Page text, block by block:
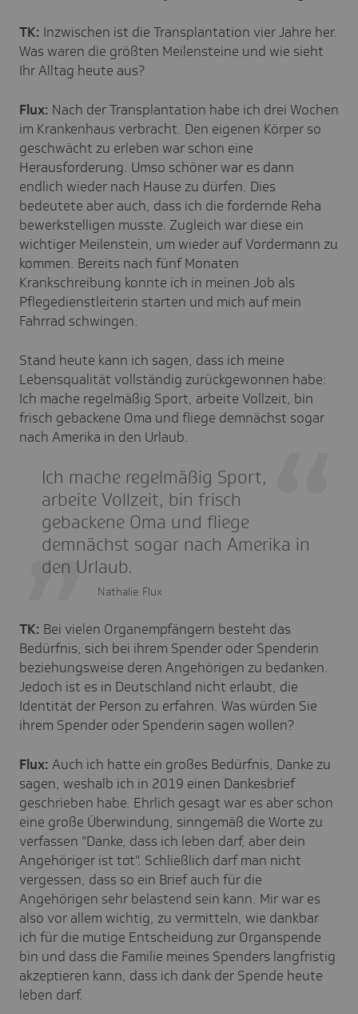
TK: Inzwischen ist die Transplantation vier Jahre her.
Was waren die größten Meilensteine und wie sieht
Ihr Alltag heute aus?
Flux: Nach der Transplantation habe ich drei Wochen
im Krankenhaus verbracht. Den eigenen Körper so
geschwächt zu erleben war schon eine
Herausforderung. Umso schöner war es dann
endlich wieder nach Hause zu dürfen. Dies
bedeutete aber auch, dass ich die fordernde Reha
bewerkstelligen musste. Zugleich war diese ein
wichtiger Meilenstein, um wieder auf Vordermann zu
kommen. Bereits nach fünf Monaten
Krankschreibung konnte ich in meinen Job als
Pflegedienstleiterin starten und mich auf mein
Fahrrad schwingen.
Stand heute kann ich sagen, dass ich meine
Lebensqualität vollständig zurückgewonnen habe:
Ich mache regelmäßig Sport, arbeite Vollzeit, bin
frisch gebackene Oma und fliege demnächst sogar
nach Amerika in den Urlaub.
Ich mache regelmäßig Sport,
arbeite Vollzeit, bin frisch
gebackene Oma und fliege
demnächst sogar nach Amerika in
den Urlaub.
Nathalie Flux
TK: Bei vielen Organempfängern besteht das
Bedürfnis, sich bei ihrem Spender oder Spenderin
beziehungsweise deren Angehörigen zu bedanken.
Jedoch ist es in Deutschland nicht erlaubt, die
Identität der Person zu erfahren. Was würden Sie
ihrem Spender oder Spenderin sagen wollen?
Flux: Auch ich hatte ein großes Bedürfnis, Danke zu
sagen, weshalb ich in 2019 einen Dankesbrief
geschrieben habe. Ehrlich gesagt war es aber schon
eine große Überwindung, sinngemäß die Worte zu
verfassen "Danke, dass ich leben darf, aber dein
Angehöriger ist tot". Schließlich darf man nicht
vergessen, dass so ein Brief auch für die
Angehörigen sehr belastend sein kann. Mir war es
also vor allem wichtig, zu vermitteln, wie dankbar
ich für die mutige Entscheidung zur Organspende
bin und dass die Familie meines Spenders langfristig
akzeptieren kann, dass ich dank der Spende heute
leben darf.